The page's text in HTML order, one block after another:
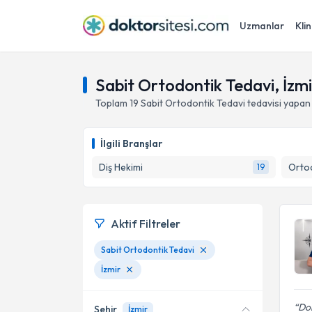
Uzmanlar
Sabit Ortodontik Tedavi,
Toplam 19 Sabit Ortodontik Tedavi tedavisi
İlgili Branşlar
Diş Hekimi
19
Aktif Filtreler
Sabit Ortodontik Tedavi
İzmir
Şehir İzmir